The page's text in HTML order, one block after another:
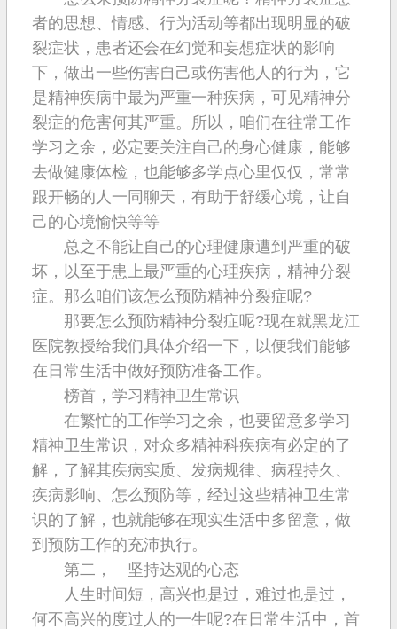
者的思想、情感、行为活动等都出现明显的破
裂症状，患者还会在幻觉和妄想症状的影响
下，做出一些伤害自己或伤害他人的行为，它
是精神疾病中最为严重一种疾病，可见精神分
裂症的危害何其严重。所以，咱们在往常工作
学习之余，必定要关注自己的身心健康，能够
去做健康体检，也能够多学点心里仅仅，常常
跟开畅的人一同聊天，有助于舒缓心境，让自
己的心境愉快等等
总之不能让自己的心理健康遭到严重的破
坏，以至于患上最严重的心理疾病，精神分裂
症。那么咱们该怎么预防精神分裂症呢?
那要怎么预防精神分裂症呢?现在就黑龙江
医院教授给我们具体介绍一下，以便我们能够
在日常生活中做好预防准备工作。
榜首，学习精神卫生常识
在繁忙的工作学习之余，也要留意多学习
精神卫生常识，对众多精神科疾病有必定的了
解，了解其疾病实质、发病规律、病程持久、
疾病影响、怎么预防等，经过这些精神卫生常
识的了解，也就能够在现实生活中多留意，做
到预防工作的充沛执行。
第二， 坚持达观的心态
人生时间短，高兴也是过，难过也是过，
何不高兴的度过人的一生呢?在日常生活中，首